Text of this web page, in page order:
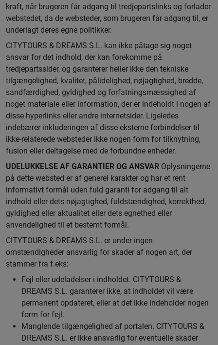
kraft, når brugeren får adgang til tredjepartslinks og forlader
webstedet, da de websteder, som brugeren får adgang til, er
underlagt deres egne politikker.
CITYTOURS & DREAMS S.L. kan ikke påtage sig noget
ansvar for det indhold, der kan forekomme på
tredjepartssider, og garanterer heller ikke den tekniske
tilgængelighed, kvalitet, pålidelighed, nøjagtighed, bredde,
sandfærdighed, gyldighed og forfatningsmæssighed af
noget materiale eller information, der er indeholdt i nogen af
disse hyperlinks eller andre internetsider. Ligeledes
indebærer inkluderingen af disse eksterne forbindelser til
ikke-relaterede websteder ikke nogen form for tilknytning,
fusion eller deltagelse med de forbundne enheder.
UDELUKKELSE AF GARANTIER OG ANSVAR Oplysningerne
på dette websted er af generel karakter og har et rent
informativt formål uden fuld garanti for adgang til alt
indhold eller dets nøjagtighed, fuldstændighed, korrekthed,
gyldighed eller aktualitet eller dets egnethed eller
anvendelighed til et bestemt formål.
CITYTOURS & DREAMS S.L. er under ingen
omstændigheder ansvarlig for skader af nogen art, der
stammer fra f.eks:
Fejl eller udeladelser i indholdet. CITYTOURS &
DREAMS S.L. garanterer ikke, at indholdet vil være
permanent opdateret, eller at det ikke indeholder nogen
form for fejl.
Manglende tilgængelighed af portalen. CITYTOURS &
DREAMS S.L. er ikke ansvarlig for eventuelle skader